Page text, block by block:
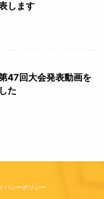
します
47回大会発表動画を
た
バシーポリシー